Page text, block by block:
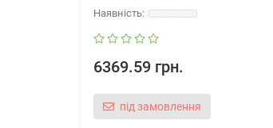
6369.59 грн.
під замовлення